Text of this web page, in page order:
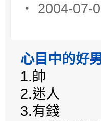
‧ 2004-07-
心目中的好
1.帥
2.迷人
3.有錢